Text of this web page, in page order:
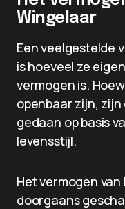
Wingelaar
Een veelgestelde
is hoeveel ze
vermogen is.
openbaar zijn,
gedaan op basis
levensstijl.
Het vermogen
doorgaans